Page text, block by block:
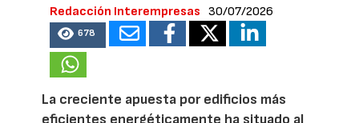
Redacción Interempresas 30/07/2026
678
La creciente apuesta por edificios más
eficientes energéticamente ha situado al